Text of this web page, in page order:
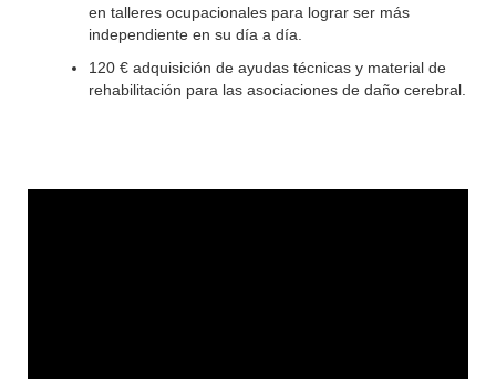
en talleres ocupacionales para lograr ser más
independiente en su día a día.
120 € adquisición de ayudas técnicas y material de
rehabilitación para las asociaciones de daño cerebral.